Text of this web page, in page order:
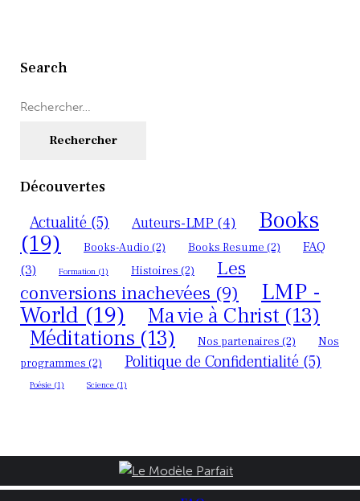
Search
Rechercher :
Découvertes
Actualité(5) Auteurs-LMP (4) Books
(19) Books-Audio (2) Books Resume (2)
FAQ
(3)
Formation (1) Histoires (2)
Les
conversions inachevées (9) LMP -
World (19) Ma vie à Christ (13)
Méditations (13) Nos partenaires (2)
Nos
programmes (2) Politique de Confidentialité(5)
Poésie (1) Science (1)